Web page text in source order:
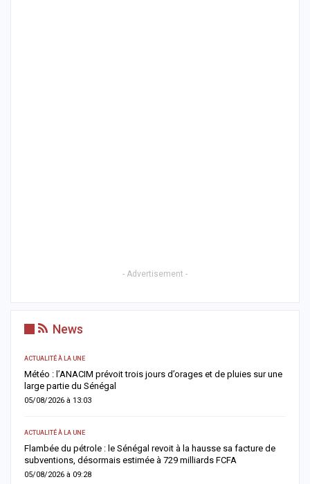
- Advertisement -
News
ACTUALITÉ À LA UNE
Météo : l’ANACIM prévoit trois jours d’orages et de pluies sur une
large partie du Sénégal
05/08/2026 à 13:03
ACTUALITÉ À LA UNE
Flambée du pétrole : le Sénégal revoit à la hausse sa facture de
subventions, désormais estimée à 729 milliards FCFA
05/08/2026 à 09:28